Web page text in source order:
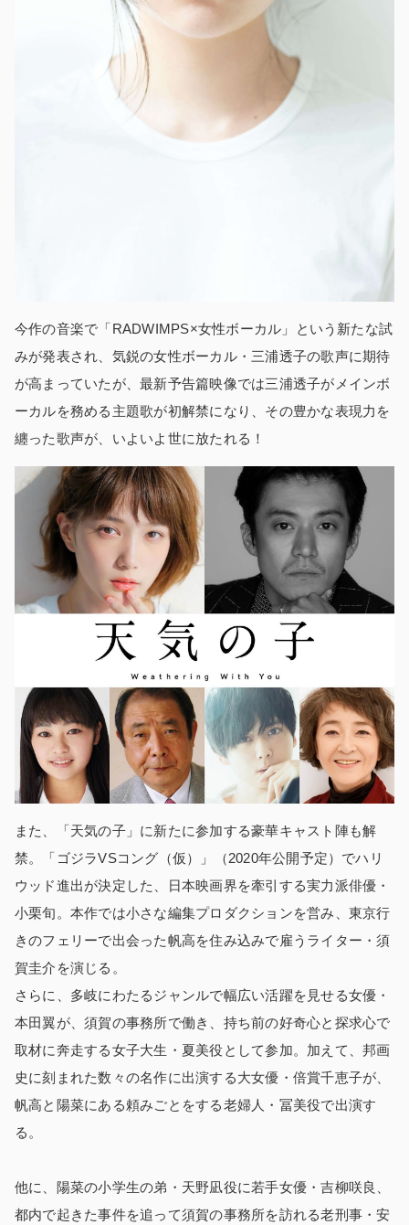
今作の音楽で「RADWIMPS×女性ボーカル」という新たな試
みが発表され、気鋭の女性ボーカル・三浦透子の歌声に期待
が高まっていたが、最新予告篇映像では三浦透子がメインボ
ーカルを務める主題歌が初解禁になり、その豊かな表現力を
纏った歌声が、いよいよ世に放たれる！
また、「天気の子」に新たに参加する豪華キャスト陣も解
禁。「ゴジラVSコング（仮）」（2020年公開予定）でハリ
ウッド進出が決定した、日本映画界を牽引する実力派俳優・
小栗旬。本作では小さな編集プロダクションを営み、東京行
きのフェリーで出会った帆高を住み込みで雇うライター・須
賀圭介を演じる。
さらに、多岐にわたるジャンルで幅広い活躍を見せる女優・
本田翼が、須賀の事務所で働き、持ち前の好奇心と探求心で
取材に奔走する女子大生・夏美役として参加。加えて、邦画
史に刻まれた数々の名作に出演する大女優・倍賞千恵子が、
帆高と陽菜にある頼みごとをする老婦人・冨美役で出演す
る。
他に、陽菜の小学生の弟・天野凪役に若手女優・吉柳咲良、
都内で起きた事件を追って須賀の事務所を訪れる老刑事・安